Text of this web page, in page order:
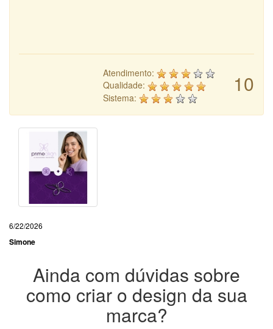
10
Atendimento:
Qualidade:
Sistema:
6/22/2026
Simone
Ainda com dúvidas sobre
como criar o design da sua
marca?